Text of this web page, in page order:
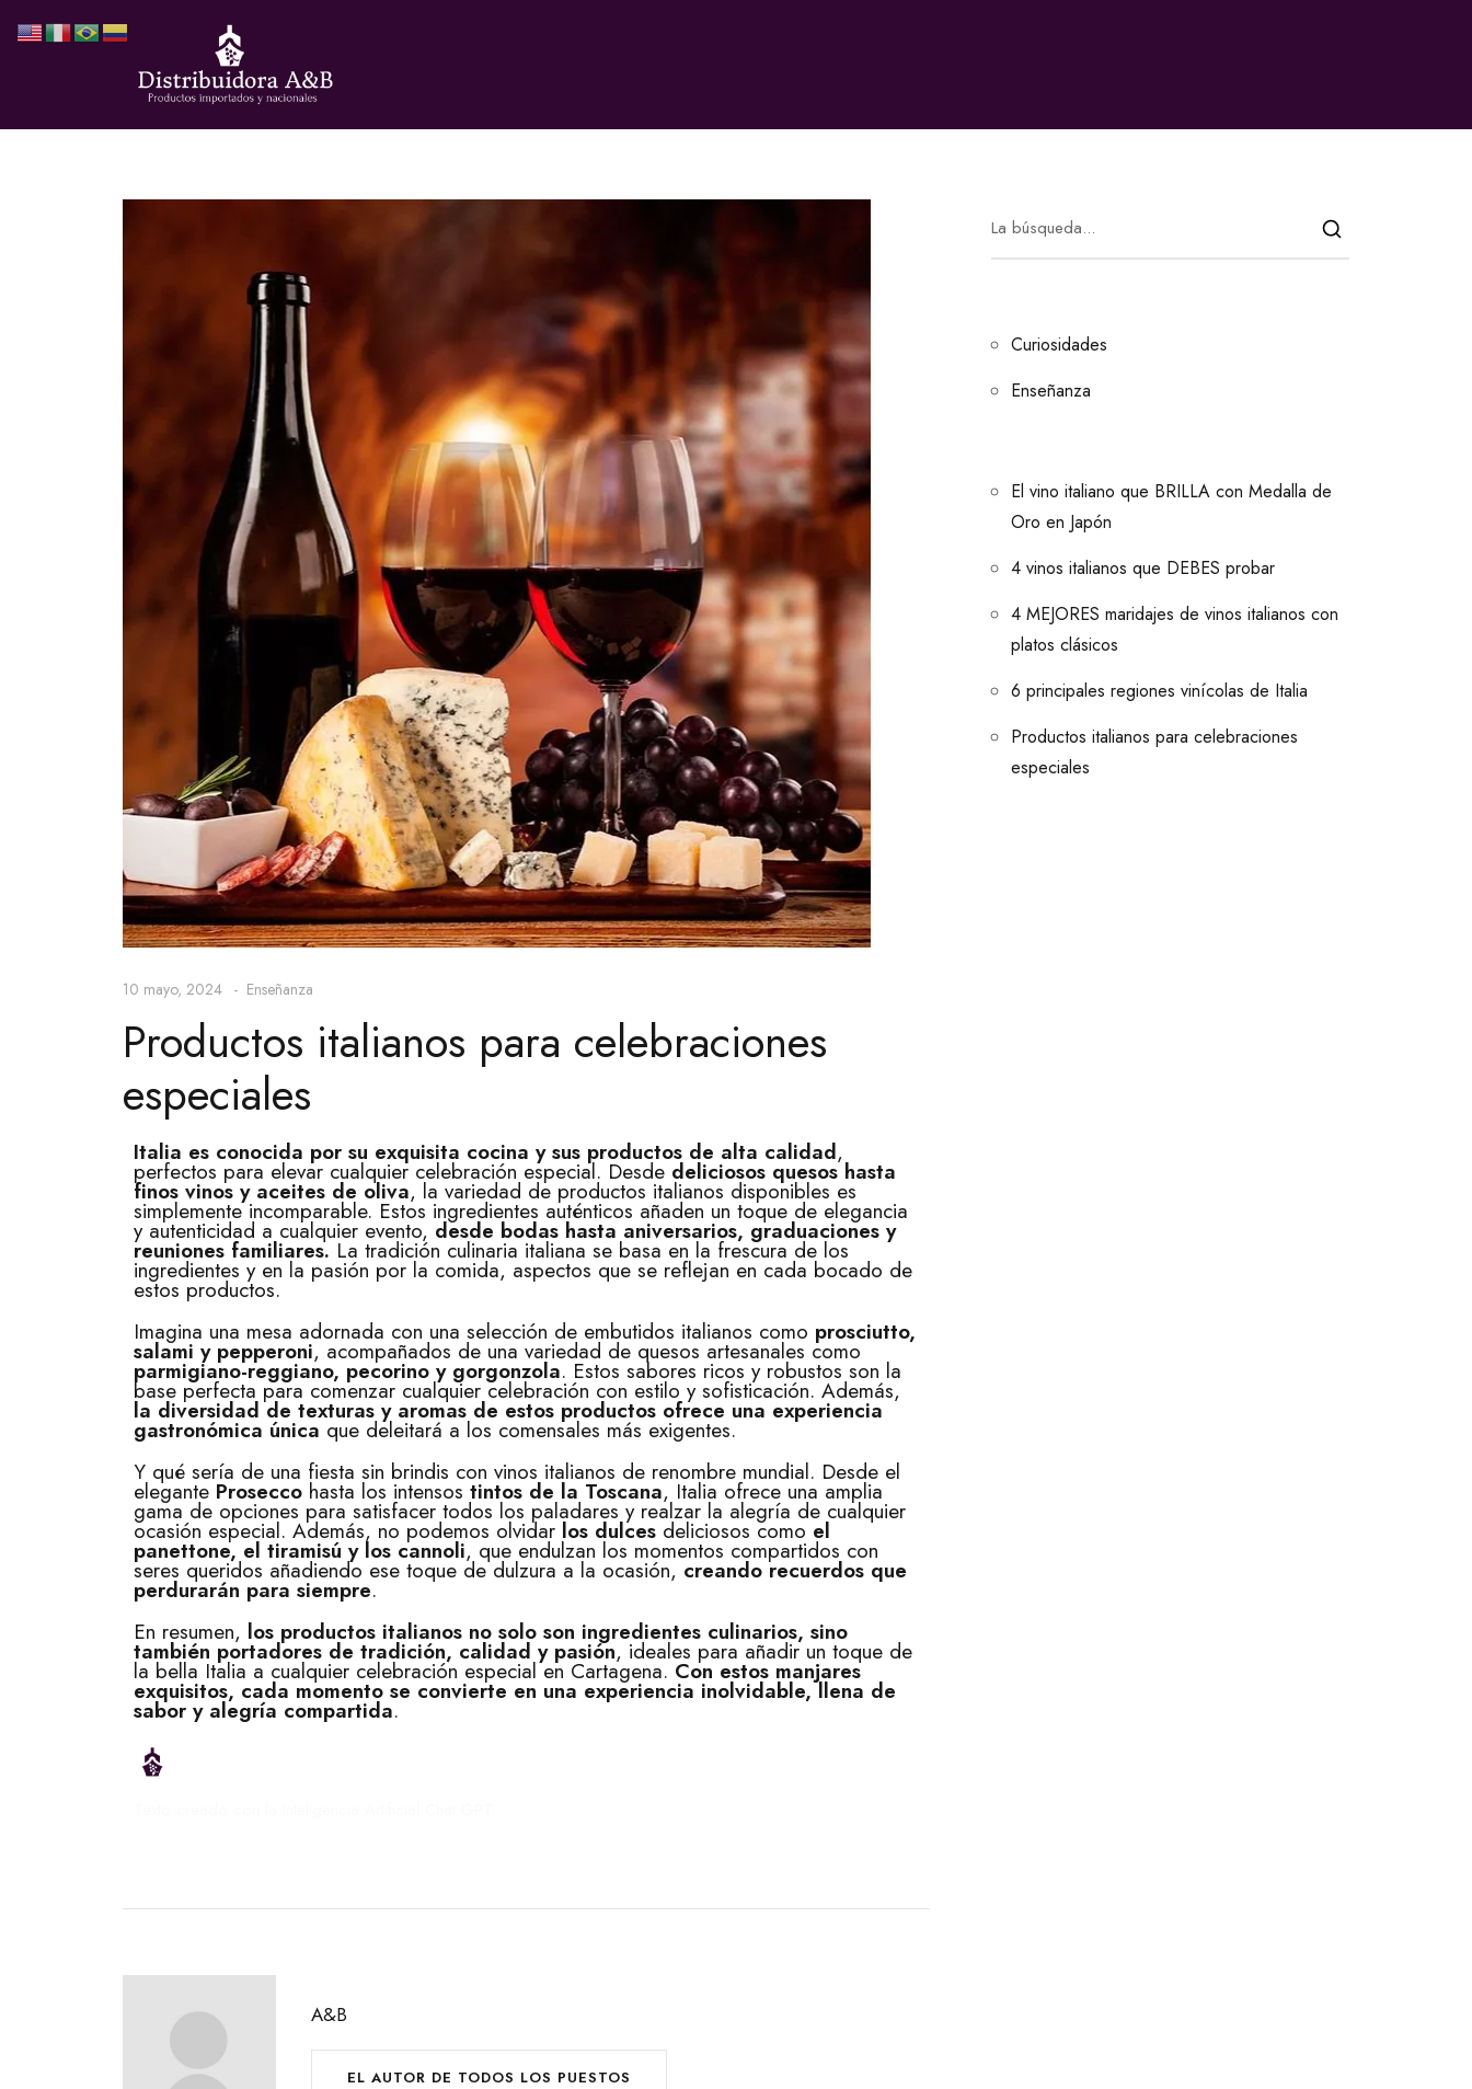
10 mayo, 2024 Enseñanza
Productos italianos para celebraciones
especiales
Italia es conocida por su exquisita cocina y sus productos de alta calidad,
perfectos para elevar cualquier celebración especial. Desde deliciosos quesos hasta
finos vinos y aceites de oliva, la variedad de productos italianos disponibles es
simplemente incomparable. Estos ingredientes auténticos añaden un toque de elegancia
y autenticidad a cualquier evento, desde bodas hasta aniversarios, graduaciones y
reuniones familiares. La tradición culinaria italiana se basa en la frescura de los
ingredientes y en la pasión por la comida, aspectos que se reflejan en cada bocado de
estos productos.
Imagina una mesa adornada con una selección de embutidos italianos como prosciutto,
salami y pepperoni, acompañados de una variedad de quesos artesanales como
parmigiano-reggiano, pecorino y gorgonzola. Estos sabores ricos y robustos son la
base perfecta para comenzar cualquier celebración con estilo y sofisticación. Además,
la diversidad de texturas y aromas de estos productos ofrece una experiencia
gastronómica única que deleitará a los comensales más exigentes.
Y qué sería de una fiesta sin brindis con vinos italianos de renombre mundial. Desde el
elegante Prosecco hasta los intensos tintos de la Toscana, Italia ofrece una amplia
gama de opciones para satisfacer todos los paladares y realzar la alegría de cualquier
ocasión especial. Además, no podemos olvidar los dulces deliciosos como el
panettone, el tiramisú y los cannoli, que endulzan los momentos compartidos con
seres queridos añadiendo ese toque de dulzura a la ocasión, creando recuerdos que
perdurarán para siempre.
En resumen, los productos italianos no solo son ingredientes culinarios, sino
también portadores de tradición, calidad y pasión, ideales para añadir un toque de
la bella Italia a cualquier celebración especial en Cartagena. Con estos manjares
exquisitos, cada momento se convierte en una experiencia inolvidable, llena de
sabor y alegría compartida.
A&B
EL AUTOR DE TODOS LOS PUESTOS
Curiosidades
Enseñanza
El vino italiano que BRILLA con Medalla de
Oro en Japón
4 vinos italianos que DEBES probar
4 MEJORES maridajes de vinos italianos con
platos clásicos
6 principales regiones vinícolas de Italia
Productos italianos para celebraciones
especiales